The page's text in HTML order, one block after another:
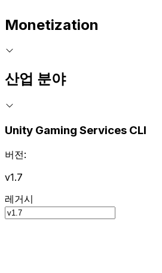
Monetization
산업 분야
Unity Gaming Services CLI
버전:
v1.7
레거시